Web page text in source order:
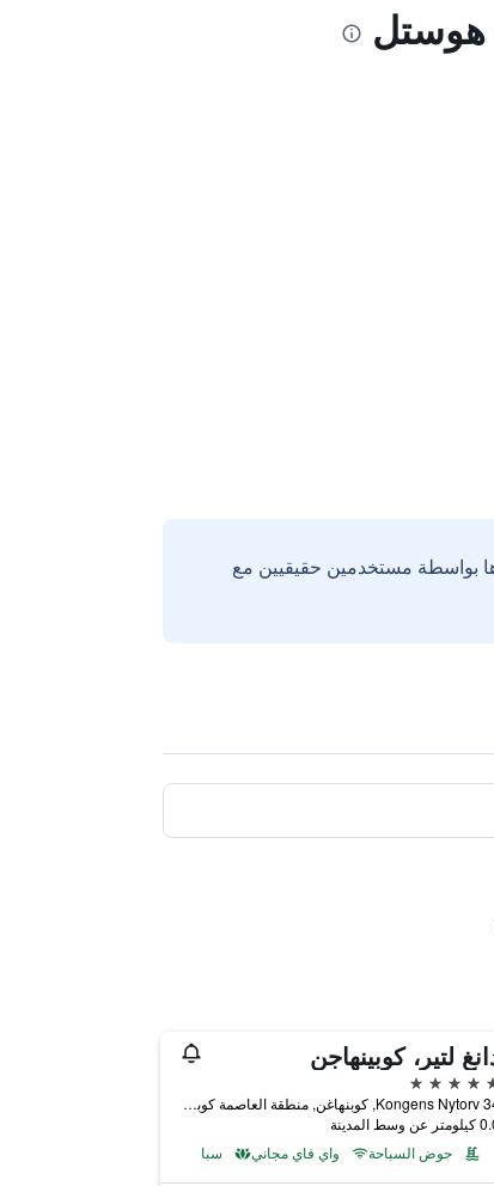
هوستل
بواسطة مستخدمين حقيقيين مع
لتير، كوبينهاجن
Kongens Nytorv 34, كوبنهاغن, منطقة العاصمة كوبنهاغن, الدانمارك
عن وسط المدينة
حوض السباحة
واي فاي مجاني سبا